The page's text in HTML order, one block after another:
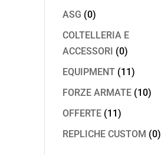
ASG (0)
COLTELLERIA E
ACCESSORI (0)
EQUIPMENT (11)
FORZE ARMATE (10)
OFFERTE (11)
REPLICHE CUSTOM (0)